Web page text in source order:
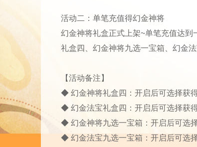
活动二：单笔充值得幻金神将
幻金神将礼盒正式上架~单笔充值达
礼盒四、幻金神将九选一宝箱、幻金
【活动备注】
◆ 幻金神将礼盒四：开启后可选择获
◆ 幻金法宝礼盒四：开启后可选择获
◆ 幻金神将九选一宝箱：开启后可选
◆ 幻金法宝九选一宝箱：开启后可选